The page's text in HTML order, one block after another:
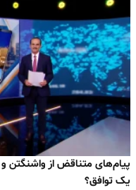
پیام‌های متناقض از واشنگتن
یک توافق؟